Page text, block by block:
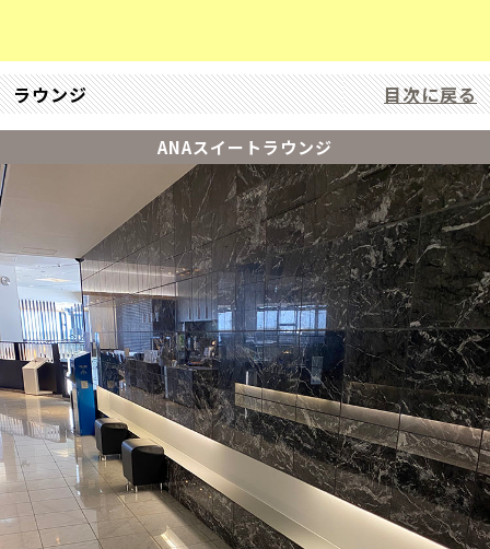
ラウンジ 目次に戻る
ANAスイートラウンジ